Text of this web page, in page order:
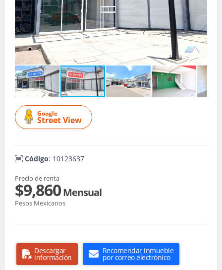
Google
Street View
Código: 10123637
Precio de renta
$9,860Mensual
Pesos Mexicanos
Descargar
información
Recomendar inmueble
por correo electrónico